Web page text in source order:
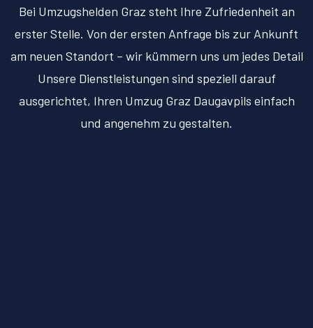
Bei Umzugshelden Graz steht Ihre Zufriedenheit an
erster Stelle. Von der ersten Anfrage bis zur Ankunft
am neuen Standort – wir kümmern uns um jedes Detail
Unsere Dienstleistungen sind speziell darauf
ausgerichtet, Ihren Umzug Graz Daugavpils einfach
und angenehm zu gestalten.